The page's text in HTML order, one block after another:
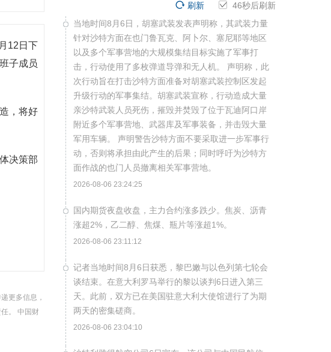
12日下
子成员
，将好
决策部
更多信息，
。 中国财
45秒后刷新
刷新
当地时间8月6日，胡塞武装发表声明称，其武装力量
针对沙特方面在也门鲁瓦克、阿卜尔、塞尼耶等地区
以及多个军事营地的大规模集结目标实施了军事打
击，行动使用了多枚弹道导弹和无人机。 声明称，此
次行动旨在打击沙特方面准备对胡塞武装控制区发起
升级行动的军事集结。胡塞武装宣称，行动造成大量
亲沙特武装人员死伤，摧毁并焚毁了位于瓦迪阿口岸
附近多个军事营地、武器库及军事装备，并击毁大量
军用车辆。 声明警告沙特方面不要采取进一步军事行
动，否则将承担由此产生的后果；同时呼吁为沙特方
面作战的也门人员撤离相关军事营地。
2026-08-06 23:24:25
国内期货夜盘收盘，主力合约涨多跌少。焦炭、沥青
涨超2%，乙二醇、焦煤、瓶片等涨超1%。
2026-08-06 23:11:12
记者当地时间8月6日获悉，黎巴嫩与以色列第七轮会
谈结束。在意大利罗马举行的黎以谈判6日进入第三
天。此前，双方已在美国驻意大利大使馆进行了为期
两天的密集磋商。
2026-08-06 23:04:10